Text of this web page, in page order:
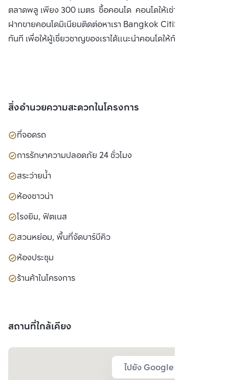
ตลาดพลู เพียง 300 เมตร ซื้อคอนโด คอนโดให้เช่า พร้อมทั้ง
ฝากขายคอนโดมิเนียมติดต่อหาเรา Bangkok CitiSmart ได้
ทันที เพื่อให้ผู้เชี่ยวชาญของเราได้แนะนำคอนโดให้กับท่าน
สิ่งอำนวยความสะดวกในโครงการ
ที่จอดรถ
การรักษาความปลอดภัย 24 ชั่วโมง
สระว่ายน้ำ
ห้องซาวน่า
โรงยิม, ฟิตเนส
สวนหย่อม, พื้นที่จัดบาร์บีคิว
ห้องประชุม
ร้านค้าในโครงการ
สถานที่ใกล้เคียง
ไปยัง Google Map